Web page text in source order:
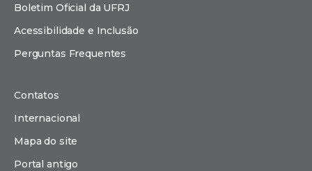
Boletim Oficial da UFRJ
Acessibilidade e Inclusão
Perguntas Frequentes
Contatos
Internacional
Mapa do site
Portal antigo